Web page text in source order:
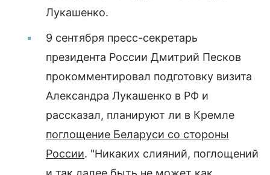
Лукашенко.
9 сентября пресс-секретарь
президента России Дмитрий Песков
прокомментировал подготовку визита
Александра Лукашенко в РФ и
рассказал, планируют ли в Кремле
поглощение Беларуси со стороны
России. "Никаких слияний, поглощений